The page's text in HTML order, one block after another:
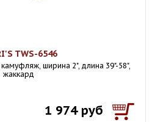
TWS-6546
ширина 2", длина 39"-58",
жаккард
1 974 руб